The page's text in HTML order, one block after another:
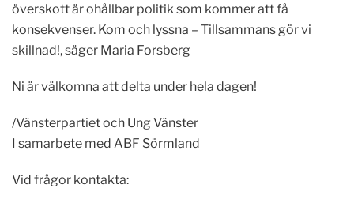
överskott är ohållbar politik som kommer att få
konsekvenser. Kom och lyssna – Tillsammans gör vi
skillnad!, säger Maria Forsberg
Ni är välkomna att delta under hela dagen!
/Vänsterpartiet och Ung Vänster
I samarbete med ABF Sörmland
Vid frågor kontakta: